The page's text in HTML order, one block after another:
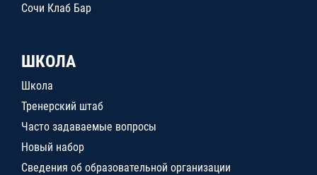
Сочи Клаб Бар
ШКОЛА
Школа
Тренерский штаб
Часто задаваемые вопросы
Новый набор
Сведения об образовательной организации